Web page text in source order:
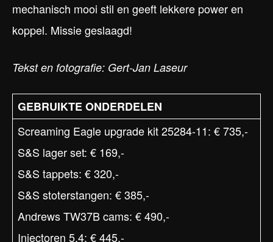
mechanisch mooi stil en geeft lekkere power en
koppel. Missie geslaagd!
Tekst en fotografie: Gert-Jan Laseur
GEBRUIKTE ONDERDELEN
Screaming Eagle upgrade kit 25284-11: € 735,-
S&S lager set: € 169,-
S&S tappets: € 320,-
S&S stoterstangen: € 385,-
Andrews TW37B cams: € 490,-
Injectoren 5.4: € 445,-